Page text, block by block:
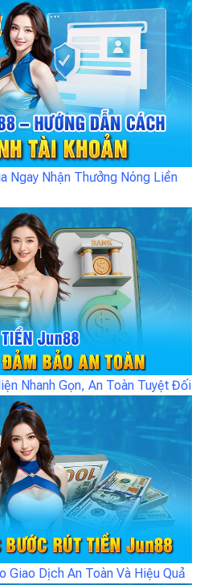
Ngay Nhận Thưởng Nóng Liền
Nhanh Gọn, An Toàn Tuyệt Đối
Giao Dịch An Toàn Và Hiệu Quả